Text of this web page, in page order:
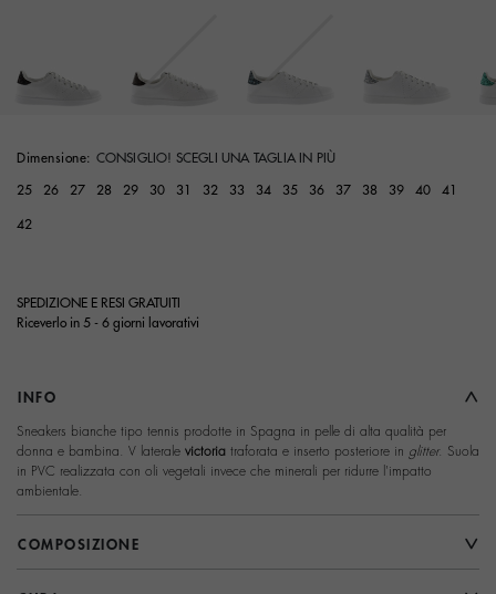
Dimensione: CONSIGLIO! SCEGLI UNA TAGLIA IN PIÙ
25 26 27 28 29 30 31 32 33 34 35 36 37 38 39 40 41
42
SPEDIZIONE E RESI GRATUITI
Riceverlo in 5 - 6 giorni lavorativi
INFO
Sneakers bianche tipo tennis prodotte in Spagna in pelle di alta qualità per
donna e bambina. V laterale victoria traforata e inserto posteriore in glitter. Suola
in PVC realizzata con oli vegetali invece che minerali per ridurre l'impatto
ambientale.
COMPOSIZIONE